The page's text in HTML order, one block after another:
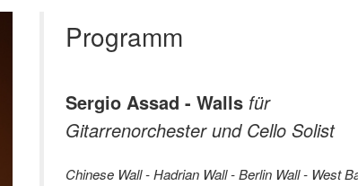
Programm
Sergio Assad - Walls für
Gitarrenorchester und Cello Solist
Chinese Wall - Hadrian Wall - Berlin Wall - West